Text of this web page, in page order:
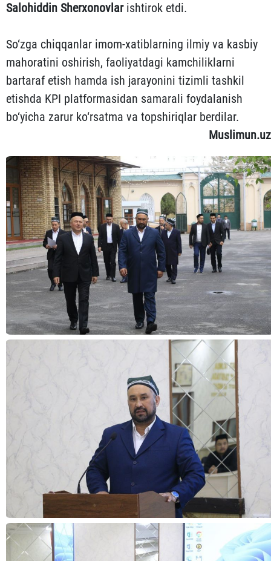
Salohiddin Sherxonovlarishtirok etdi.
So‘zga chiqqanlar imom-xatiblarning ilmiy va kasbiy
mahoratini oshirish, faoliyatdagi kamchiliklarni
bartaraf etish hamda ish jarayonini tizimli tashkil
etishda KPI platformasidan samarali foydalanish
bo‘yicha zarur ko‘rsatma va topshiriqlar berdilar.
Muslimun.uz